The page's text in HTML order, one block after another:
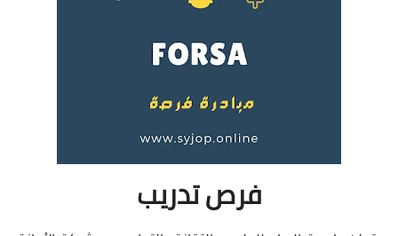
فرص تدريب